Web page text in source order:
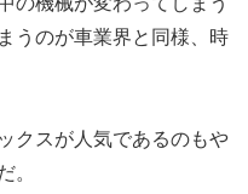
うのが車業界と同様、時
クスが人気であるのもや
。